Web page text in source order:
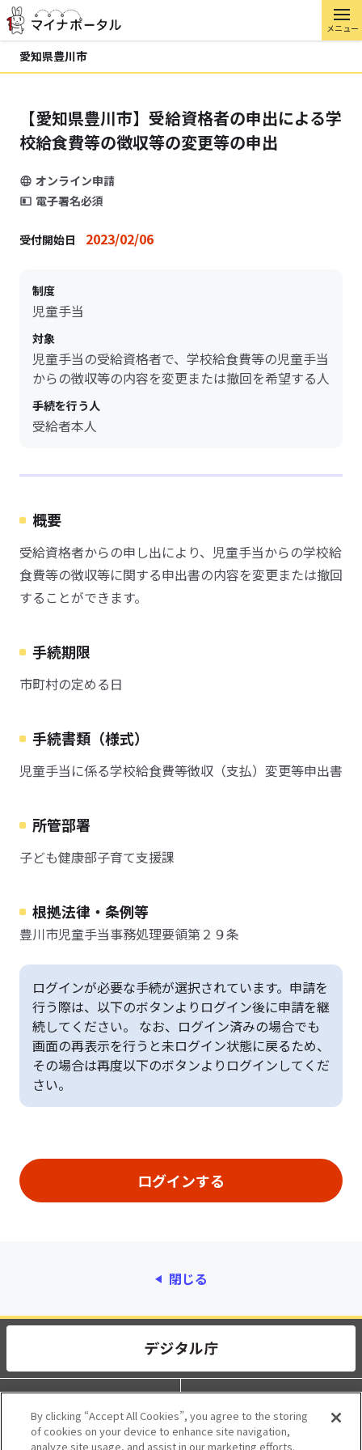
メニュー
愛知県豊川市
【愛知県豊川市】受給資格者の申出による学
校給食費等の徴収等の変更等の申出
オンライン申請
電子署名必須
受付開始日 2023/02/06
制度
児童手当
対象
児童手当の受給資格者で、学校給食費等の児童手当
からの徴収等の内容を変更または撤回を希望する人
手続を行う人
受給者本人
概要
受給資格者からの申し出により、児童手当からの学校給
食費等の徴収等に関する申出書の内容を変更または撤回
することができます。
手続期限
市町村の定める日
手続書類（様式）
児童手当に係る学校給食費等徴収（支払）変更等申出書
所管部署
子ども健康部子育て支援課
根拠法律・条例等
豊川市児童手当事務処理要領第２９条
ログインが必要な手続が選択されています。申請を
行う際は、以下のボタンよりログイン後に申請を継
続してください。 なお、ログイン済みの場合でも
画面の再表示を行うと未ログイン状態に戻るため、
その場合は再度以下のボタンよりログインしてくだ
さい。
閉じる
動作環境 個人情報保護
利用規約 アクセシビリティ
By clicking “Accept All Cookies”, you agree to the storing
of cookies on your device to enhance site navigation,
analyze site usage, and assist in our marketing efforts.